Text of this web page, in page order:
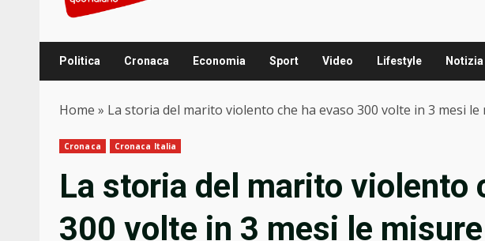
Politica Cronaca Economia Sport Video Lifestyle
Home » La storia del marito violento che ha evaso 300 volte in 3 mesi
Cronaca Cronaca Italia
La storia del marito violento
300 volte in 3 mesi le